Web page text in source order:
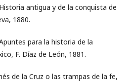
antigua y de la conquista de
1880.
para la historia de la
F. Díaz de León, 1881.
de la Cruz o las trampas de la fe,